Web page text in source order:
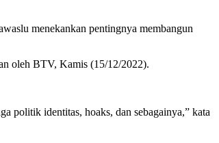
menekankan pentingnya membangun
oleh BTV, Kamis (15/12/2022).
politik identitas, hoaks, dan sebagainya,” kata